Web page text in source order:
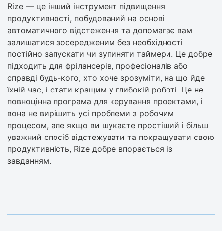
Rize — це інший інструмент підвищення
продуктивності, побудований на основі
автоматичного відстеження та допомагає вам
залишатися зосередженим без необхідності
постійно запускати чи зупиняти таймери. Це добре
підходить для фрілансерів, професіоналів або
справді будь-кого, хто хоче зрозуміти, на що йде
їхній час, і стати кращим у глибокій роботі. Це не
повноцінна програма для керування проектами, і
вона не вирішить усі проблеми з робочим
процесом, але якщо ви шукаєте простіший і більш
уважний спосіб відстежувати та покращувати свою
продуктивність, Rize добре впорається із
завданням.